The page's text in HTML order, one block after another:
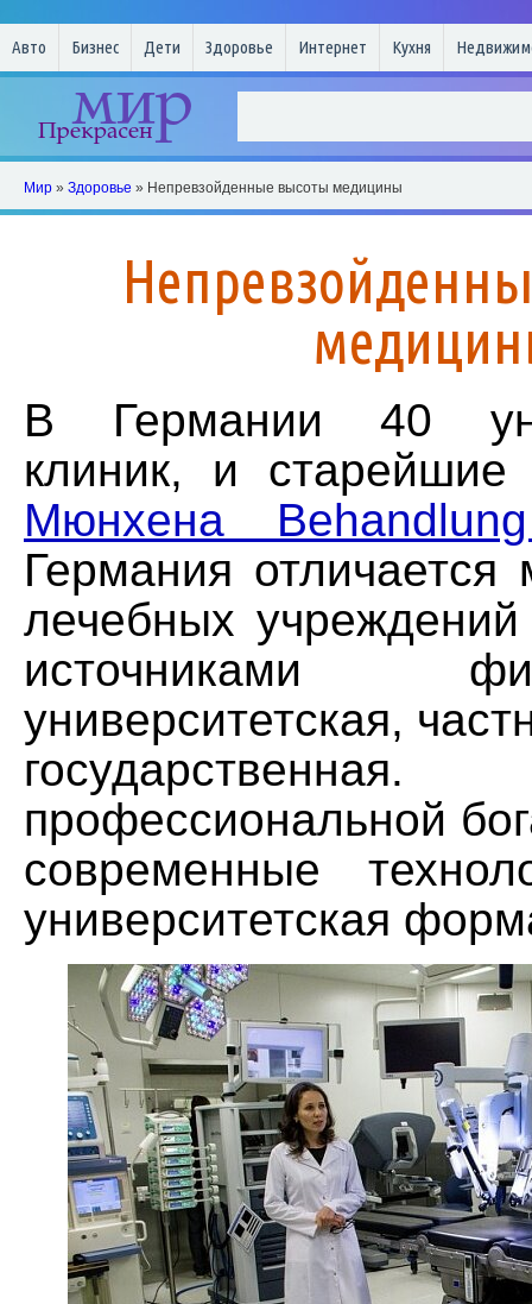
Авто Бизнес Дети Здоровье Интернет Кухня
Мир » Здоровье » Непревзойденные высоты медицины
В Германии 40
клиник, и
Мюнхена
Германия отличается
лечебных
источниками
университетская,
профессиональной
современные
университетская